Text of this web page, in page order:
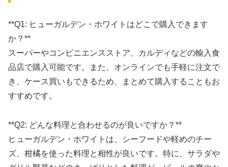
**Q1: ヒューガルデン・ホワイトはどこで購入できます
か？**
スーパーやコンビニエンスストア、カルディなどの輸入食
品店で購入可能です。また、オンラインでも手軽に注文で
き、ケース買いもできるため、まとめて購入することもお
すすめです。
**Q2: どんな料理と合わせるのが良いですか？**
ヒューガルデン・ホワイトは、シーフードや軽めのチー
ズ、柑橘を使った料理と相性が良いです。特に、サラダや